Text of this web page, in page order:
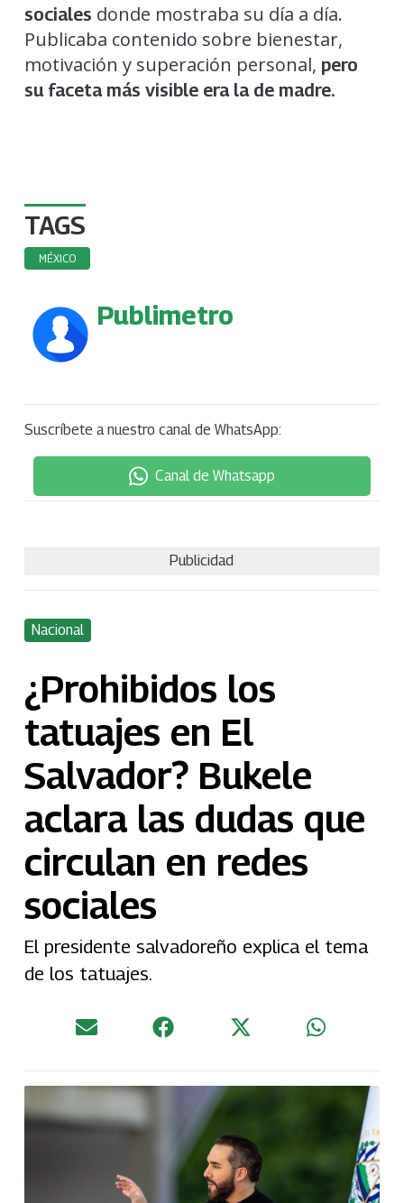
sociales donde mostraba su día a día.
Publicaba contenido sobre bienestar,
motivación y superación personal, pero
su faceta más visible era la de madre.
TAGS
MÉXICO
Publimetro
Suscríbete a nuestro canal de WhatsApp:
Canal de Whatsapp
Publicidad
Nacional
¿Prohibidos los
tatuajes en El
Salvador? Bukele
aclara las dudas que
circulan en redes
sociales
El presidente salvadoreño explica el tema
de los tatuajes.